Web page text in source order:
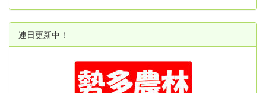
連日更新中！